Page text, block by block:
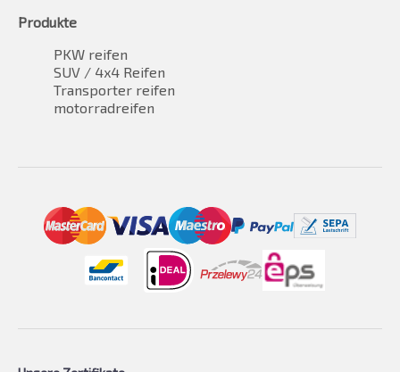
Produkte
PKW reifen
SUV / 4x4 Reifen
Transporter reifen
motorradreifen